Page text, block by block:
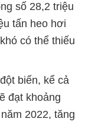
số 28,2 triệu
tấn heo hơi
có thể thiếu
biến, kể cả
đạt khoảng
2022, tăng